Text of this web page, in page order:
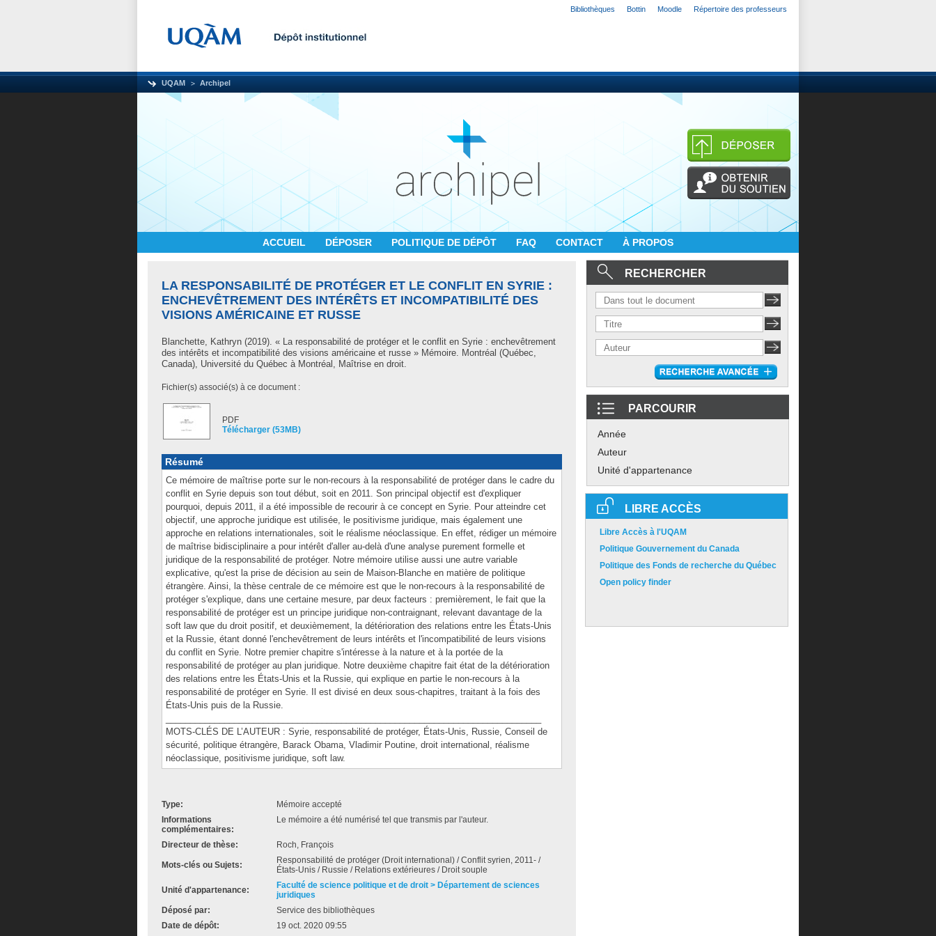
Bibliothèques Bottin Moodle Répertoire des professeurs
UQAM Archipel
ACCUEIL DÉPOSER POLITIQUE DE DÉPÔT FAQ CONTACT À PROPOS
LA RESPONSABILITÉ DE PROTÉGER ET LE CONFLIT EN SYRIE :
ENCHEVÊTREMENT DES INTÉRÊTS ET INCOMPATIBILITÉ DES
VISIONS AMÉRICAINE ET RUSSE
Blanchette, Kathryn (2019). « La responsabilité de protéger et le conflit en Syrie : enchevêtrement
des intérêts et incompatibilité des visions américaine et russe » Mémoire. Montréal (Québec,
Canada), Université du Québec à Montréal, Maîtrise en droit.
Fichier(s) associé(s) à ce document :
PDF
Télécharger (53MB)
Résumé
Ce mémoire de maîtrise porte sur le non-recours à la responsabilité de protéger dans le cadre du
conflit en Syrie depuis son tout début, soit en 2011. Son principal objectif est d'expliquer
pourquoi, depuis 2011, il a été impossible de recourir à ce concept en Syrie. Pour atteindre cet
objectif, une approche juridique est utilisée, le positivisme juridique, mais également une
approche en relations internationales, soit le réalisme néoclassique. En effet, rédiger un mémoire
de maîtrise bidisciplinaire a pour intérêt d'aller au-delà d'une analyse purement formelle et
juridique de la responsabilité de protéger. Notre mémoire utilise aussi une autre variable
explicative, qu'est la prise de décision au sein de Maison-Blanche en matière de politique
étrangère. Ainsi, la thèse centrale de ce mémoire est que le non-recours à la responsabilité de
protéger s'explique, dans une certaine mesure, par deux facteurs : premièrement, le fait que la
responsabilité de protéger est un principe juridique non-contraignant, relevant davantage de la
soft law que du droit positif, et deuxièmement, la détérioration des relations entre les États-Unis
et la Russie, étant donné l'enchevêtrement de leurs intérêts et l'incompatibilité de leurs visions
du conflit en Syrie. Notre premier chapitre s'intéresse à la nature et à la portée de la
responsabilité de protéger au plan juridique. Notre deuxième chapitre fait état de la détérioration
des relations entre les États-Unis et la Russie, qui explique en partie le non-recours à la
responsabilité de protéger en Syrie. Il est divisé en deux sous-chapitres, traitant à la fois des
États-Unis puis de la Russie.
MOTS-CLÉS DE L’AUTEUR : Syrie, responsabilité de protéger, États-Unis, Russie, Conseil de
sécurité, politique étrangère, Barack Obama, Vladimir Poutine, droit international, réalisme
néoclassique, positivisme juridique, soft law.
Type:
Mémoire accepté
Informations
complémentaires:
Le mémoire a été numérisé tel que transmis par l'auteur.
Directeur de thèse: Roch, François
Mots-clés ou Sujets:
Responsabilité de protéger (Droit international) / Conflit syrien, 2011- /
États-Unis / Russie / Relations extérieures / Droit souple
Unité d'appartenance:
Faculté de science politique et de droit > Département de sciences
juridiques
Déposé par:
Service des bibliothèques
Date de dépôt:
19 oct. 2020 09:55
RECHERCHER
PARCOURIR
Année
Auteur
Unité d'appartenance
LIBRE ACCÈS
Libre Accès à l'UQAM
Politique Gouvernement du Canada
Politique des Fonds de recherche du Québec
Open policy finder